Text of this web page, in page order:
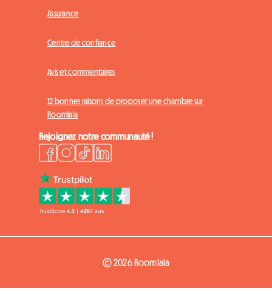
Assurance
Centre de confiance
Avis et commentaires
12 bonnes raisons de proposer une chambre sur
Roomlala
Rejoignez notre communauté !
© 2026 Roomlala